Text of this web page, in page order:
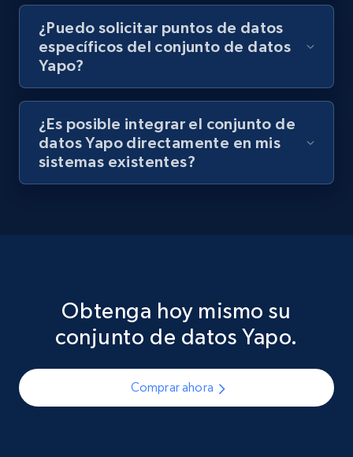
¿Puedo solicitar puntos de datos
específicos del conjunto de datos
Yapo?
¿Es posible integrar el conjunto de
datos Yapo directamente en mis
sistemas existentes?
Obtenga hoy mismo su
conjunto de datos Yapo.
Comprar ahora